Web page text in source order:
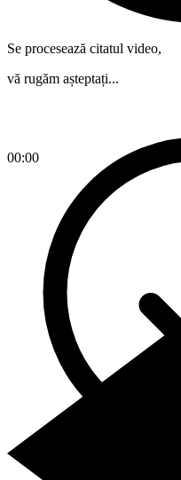
00:00
Se procesează citatul video,
vă rugăm așteptați...